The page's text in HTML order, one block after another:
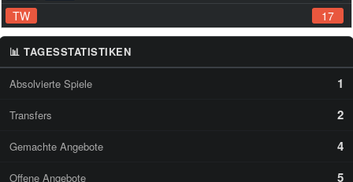
TW
17
📊 TAGESSTATISTIKEN
Absolvierte Spiele 1
Transfers 2
Gemachte Angebote 4
Offene Angebote 5